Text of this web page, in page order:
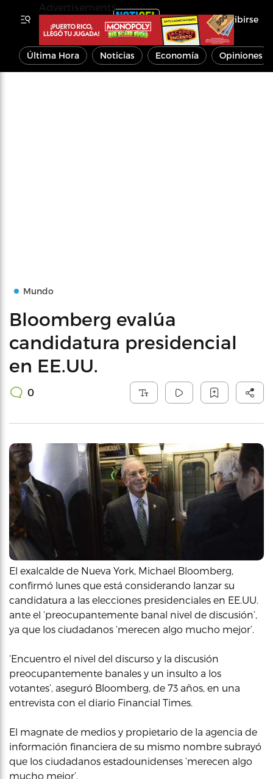
Inscribirse
Última Hora Noticias Economía Opiniones
Mundo
Bloomberg evalúa
candidatura presidencial
en EE.UU.
0
El exalcalde de Nueva York, Michael Bloomberg,
confirmó lunes que está considerando lanzar su
candidatura a las elecciones presidenciales en EE.UU.
ante el ‘preocupantemente banal nivel de discusión’,
ya que los ciudadanos ‘merecen algo mucho mejor’.
‘Encuentro el nivel del discurso y la discusión
preocupantemente banales y un insulto a los
votantes’, aseguró Bloomberg, de 73 años, en una
entrevista con el diario Financial Times.
El magnate de medios y propietario de la agencia de
información financiera de su mismo nombre subrayó
que los ciudadanos estadounidenses ‘merecen algo
mucho mejor’.
Advertisements